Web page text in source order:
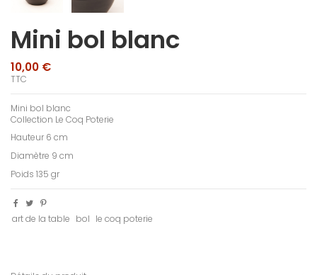
Mini bol blanc
10,00 €
TTC
Mini bol blanc
Collection Le Coq Poterie
Hauteur 6 cm
Diamètre 9 cm
Poids 135 gr
art de la table bol le coq poterie